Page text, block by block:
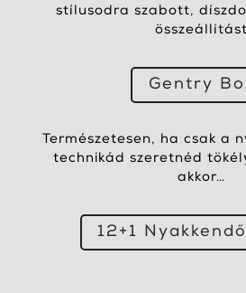
stílusodra szabott,
összeállítást
Gentry
Természetesen, ha csak a
technikád szeretnéd
akkor…
12+1